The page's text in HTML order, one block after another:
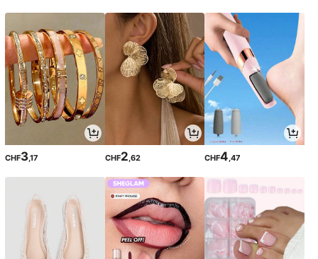
CHF3,17 CHF2,62 CHF4,47